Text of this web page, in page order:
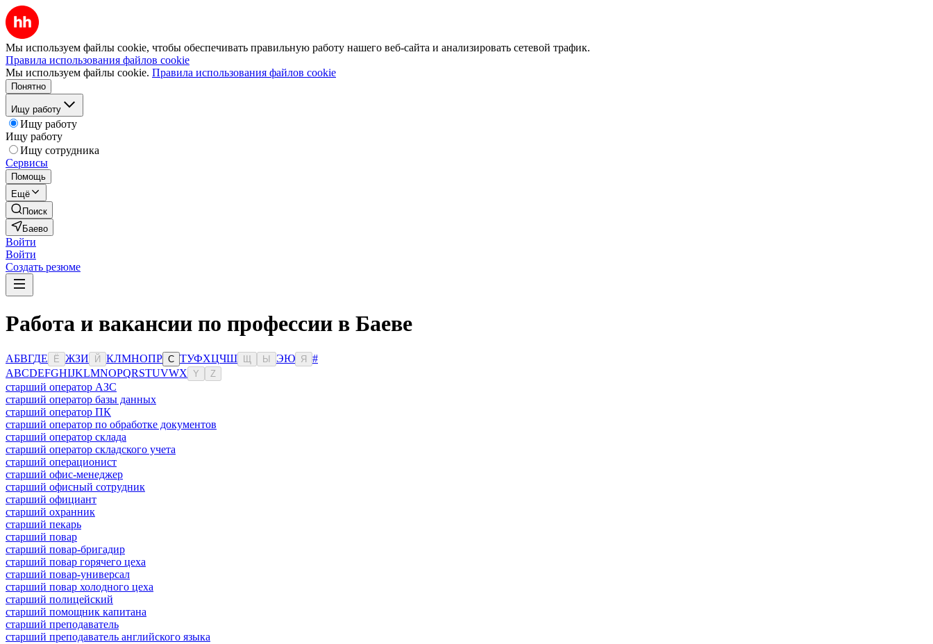
Мы используем файлы cookie, чтобы обеспечивать правильную работу нашего веб-сайта и анализировать сетевой трафик.
Правила использования файлов cookie
Мы используем файлы cookie. Правила использования файлов cookie
Понятно
Ищу работу
Ищу работу
Ищу работу
Ищу сотрудника
Сервисы
Помощь
Ещё
Поиск
Баево
Войти
Войти
Создать резюме
Работа и вакансии по профессии в Баеве
АБВГДЕ Ё ЖЗИ Й КЛМНОПР С ТУФХЦЧШ Ы ЭЮ Я
#
ABCDEFGHIJKLMNOPQRSTUVWX Y Z
старший оператор АЗС
старший оператор базы данных
старший оператор ПК
старший оператор по обработке документов
старший оператор склада
старший оператор складского учета
старший операционист
старший офис-менеджер
старший офисный сотрудник
старший официант
старший охранник
старший пекарь
старший повар
старший повар-бригадир
старший повар горячего цеха
старший повар-универсал
старший повар холодного цеха
старший полицейский
старший помощник капитана
старший преподаватель
старший преподаватель английского языка